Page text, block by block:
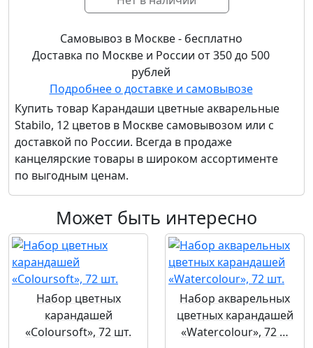
Самовывоз в Москве - бесплатно
Доставка по Москве и России от 350 до 500
рублей
Подробнее о доставке и самовывозе
Купить товар Карандаши цветные акварельные
Stabilo, 12 цветов в Москве самовывозом или с
доставкой по России. Всегда в продаже
канцелярские товары в широком ассортименте
по выгодным ценам.
Может быть интересно
Набор цветных
карандашей
«Coloursoft», 72 шт.
Набор акварельных
цветных карандашей
«Watercolour», 72 …